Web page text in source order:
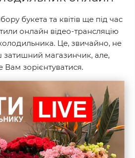
букета та квітів ще під час
онлайн відео-трансляцію
Це, звичайно, не
затишний магазинчик, але,
зорієнтуватися.